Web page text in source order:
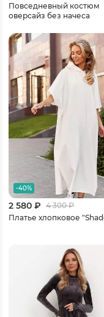
Повседневный костюм
оверсайз без начеса
-40%
2 580 ₽ 4 300₽
Платье хлопковое